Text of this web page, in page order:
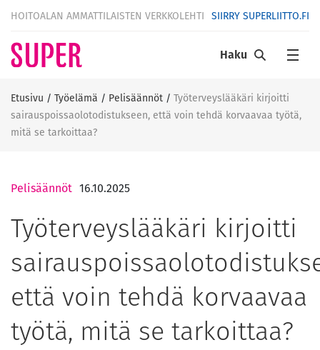
HOITOALAN AMMATTILAISTEN VERKKOLEHTI SIIRRY SUPERLIITTO.FI
Haku
Etusivu / Työelämä / Pelisäännöt / Työterveyslääkäri kirjoitti
sairauspoissaolotodistukseen, että voin tehdä korvaavaa työtä,
mitä se tarkoittaa?
Pelisäännöt 16.10.2025
Työterveyslääkäri kirjoitti
että voin tehdä korvaavaa
työtä, mitä se tarkoittaa?